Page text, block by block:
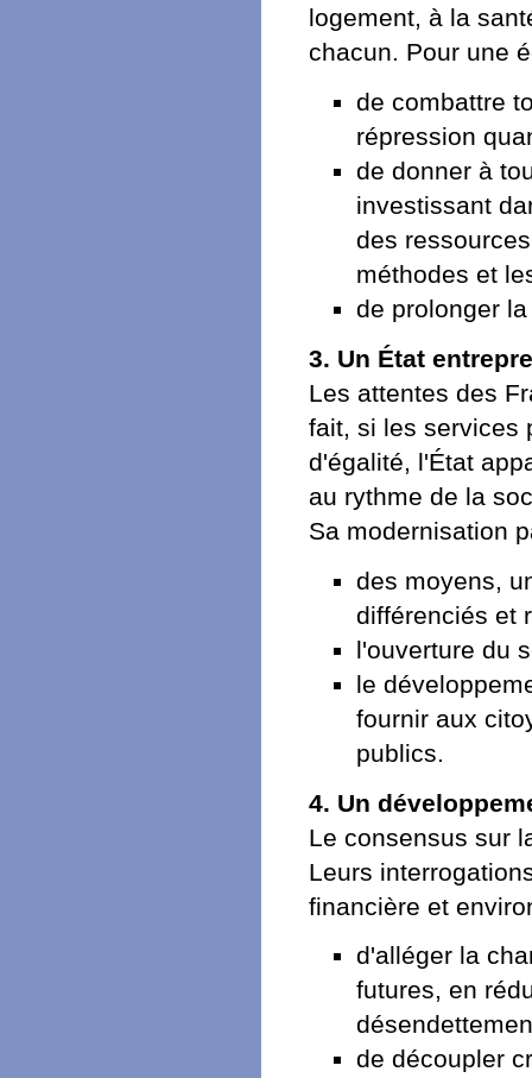
logement, à la
chacun. Pour une
de combattre
répression
de donner à
investissant
des
méthodes et
de prolonger
3. Un État
Les attentes des
fait, si les services
d'égalité, l'État
au rythme de la
Sa modernisation
des moyens,
différenciés et
l'ouverture du
le
fournir aux
publics.
4. Un
Le consensus sur
Leurs
financière et
d'alléger la
futures, en
de découpler